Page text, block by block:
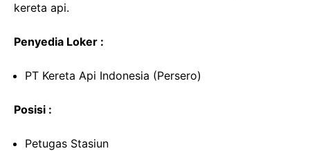
kereta api.
Penyedia Loker :
PT Kereta Api Indonesia (Persero)
Posisi :
Petugas Stasiun